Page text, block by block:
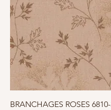
0
C
t
i
m
è
BRANCHAGES ROSES